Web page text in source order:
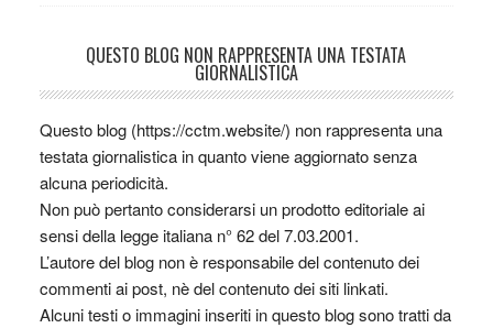
QUESTO BLOG NON RAPPRESENTA UNA TESTATA
GIORNALISTICA
Questo blog (https://cctm.website/) non rappresenta una
testata giornalistica in quanto viene aggiornato senza
alcuna periodicità.
Non può pertanto considerarsi un prodotto editoriale ai
sensi della legge italiana n° 62 del 7.03.2001.
L’autore del blog non è responsabile del contenuto dei
commenti ai post, nè del contenuto dei siti linkati.
Alcuni testi o immagini inseriti in questo blog sono tratti da